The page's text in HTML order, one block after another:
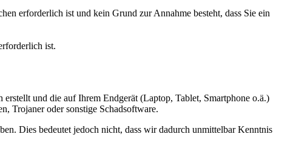
erforderlich ist und kein Grund zur Annahme besteht, dass Sie ein
ist.
und die auf Ihrem Endgerät (Laptop, Tablet, Smartphone o.ä.)
Trojaner oder sonstige Schadsoftware.
Dies bedeutet jedoch nicht, dass wir dadurch unmittelbar Kenntnis